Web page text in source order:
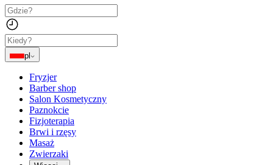
pl
Fryzjer
Barber shop
Salon Kosmetyczny
Paznokcie
Fizjoterapia
Brwi i rzęsy
Masaż
Zwierzaki